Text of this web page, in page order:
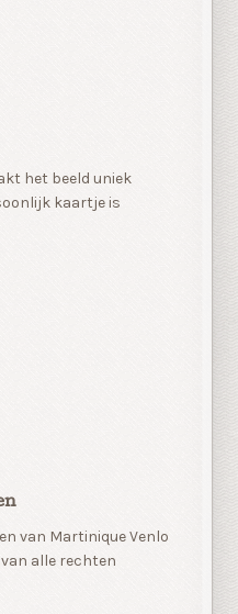
het beeld uniek
kaartje is
van Martinique Venlo
alle rechten